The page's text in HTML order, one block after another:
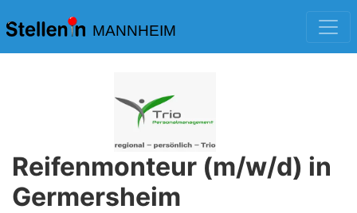
MANNHEIM
Reifenmonteur (m/w/d) in
Germersheim